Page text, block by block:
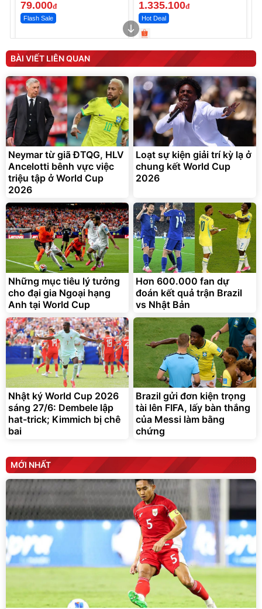
79.000đ
Flash Sale
1.335.100đ
Hot Deal
Máy ép chậm trái cây
Elmich JEE 1855OL
3.000.000đ
2.143.650đ
Flash Sale
Máy rửa xe cầm tay xịt rửa
cao áp có tạo bọt tuyết
399.000 đ
Đã bán nhiều
Bạt phủ xe ô tô cao cấp,
tráng nhôm 03 lớp
392.000đ
325.000đ
Đã bán nhiều
Xe đạp điện trợ lực G-
Force C14 gấp gọn bỏ cốp
tiện lợi
9.900.000đ
7.092.000 đ
Đang xem nhiều
G-FORCE VIETNA
BÀI VIẾT LIÊN QUAN
Neymar từ giã ĐTQG, HLV
Ancelotti bênh vực việc
triệu tập ở World Cup
2026
Loạt sự kiện giải trí kỳ lạ ở
chung kết World Cup
2026
Những mục tiêu lý tưởng
cho đại gia Ngoại hạng
Anh tại World Cup
Hơn 600.000 fan dự
đoán kết quả trận Brazil
vs Nhật Bản
Nhật ký World Cup 2026
sáng 27/6: Dembele lập
hat-trick; Kimmich bị chê
bai
Brazil gửi đơn kiện trọng
tài lên FIFA, lấy bàn thắng
của Messi làm bằng
chứng
MỚI NHẤT